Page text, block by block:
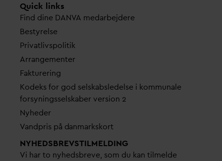
Quick links
Find dine DANVA medarbejdere
Bestyrelse
Privatlivspolitik
Arrangementer
Fakturering
Kodeks for god selskabsledelse i kommunale
forsyningsselskaber version 2
Nyheder
Vandpris på danmarkskort
NYHEDSBREVS­TILMELDING
Vi har to nyhedsbreve, som du kan tilmelde